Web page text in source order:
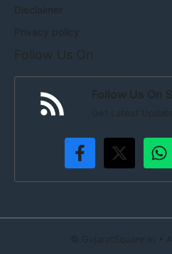
Disclaimer
Privacy policy
Follow Us On
Follow Us On
Get Latest
© GujaratSquare.in •